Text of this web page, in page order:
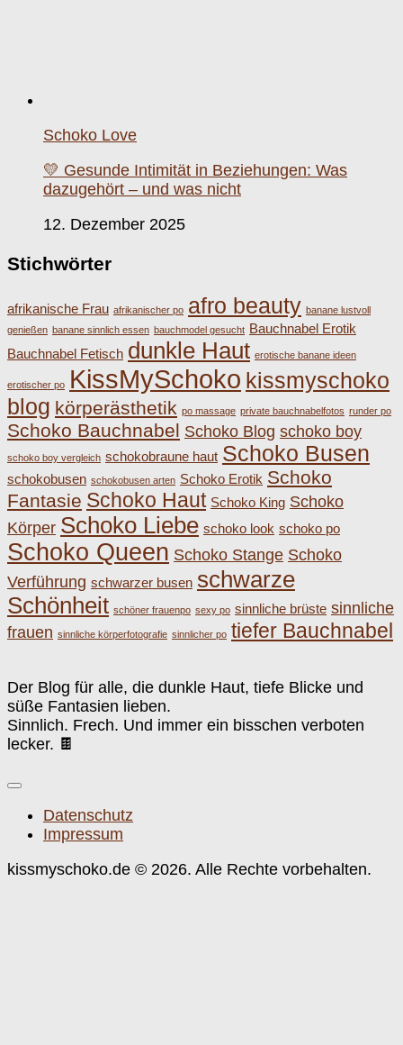
Schoko Love
💛 Gesunde Intimität in Beziehungen: Was
dazugehört – und was nicht
12. Dezember 2025
Stichwörter
afrikanische Frau afrikanischer po afro beauty banane lustvoll
genießen banane sinnlich essen bauchmodel gesucht Bauchnabel Erotik
Bauchnabel Fetisch dunkle Haut erotische banane ideen
erotischer po KissMySchoko kissmyschoko
blog körperästhetik po massage private bauchnabelfotos runder po
Schoko Bauchnabel Schoko Blog schoko boy
schoko boy vergleich schokobraune haut Schoko Busen
schokobusen schokobusen arten Schoko Erotik Schoko
Fantasie Schoko Haut Schoko King Schoko
Körper Schoko Liebe schoko look schoko po
Schoko Queen Schoko Stange Schoko
Verführung schwarzer busen schwarze
Schönheit schöner frauenpo sexy po sinnliche brüste sinnliche
frauen sinnliche körperfotografie sinnlicher po tiefer Bauchnabel
Der Blog für alle, die dunkle Haut, tiefe Blicke und
süße Fantasien lieben.
Sinnlich. Frech. Und immer ein bisschen verboten
lecker. 🍫
Datenschutz
Impressum
kissmyschoko.de © 2026. Alle Rechte vorbehalten.